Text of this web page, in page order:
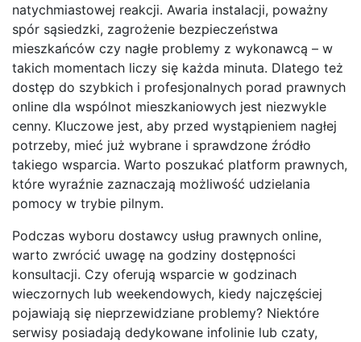
natychmiastowej reakcji. Awaria instalacji, poważny
spór sąsiedzki, zagrożenie bezpieczeństwa
mieszkańców czy nagłe problemy z wykonawcą – w
takich momentach liczy się każda minuta. Dlatego też
dostęp do szybkich i profesjonalnych porad prawnych
online dla wspólnot mieszkaniowych jest niezwykle
cenny. Kluczowe jest, aby przed wystąpieniem nagłej
potrzeby, mieć już wybrane i sprawdzone źródło
takiego wsparcia. Warto poszukać platform prawnych,
które wyraźnie zaznaczają możliwość udzielania
pomocy w trybie pilnym.
Podczas wyboru dostawcy usług prawnych online,
warto zwrócić uwagę na godziny dostępności
konsultacji. Czy oferują wsparcie w godzinach
wieczornych lub weekendowych, kiedy najczęściej
pojawiają się nieprzewidziane problemy? Niektóre
serwisy posiadają dedykowane infolinie lub czaty,